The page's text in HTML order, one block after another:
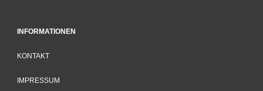
INFORMATIONEN
KONTAKT
IMPRESSUM